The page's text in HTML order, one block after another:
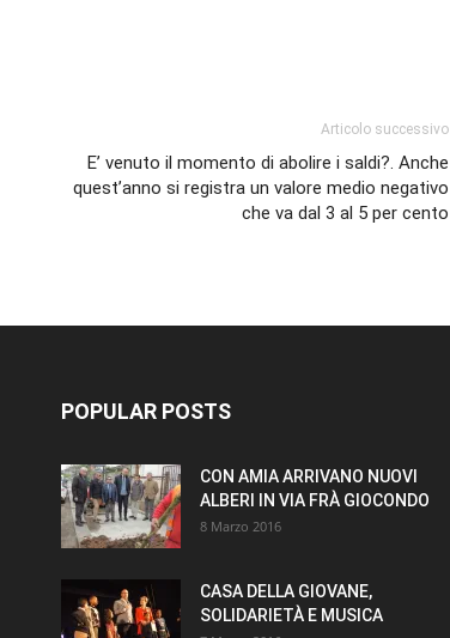
Articolo successivo
E’ venuto il momento di abolire i saldi?. Anche
quest’anno si registra un valore medio negativo
che va dal 3 al 5 per cento
POPULAR POSTS
CON AMIA ARRIVANO NUOVI
ALBERI IN VIA FRÀ GIOCONDO
8 Marzo 2016
CASA DELLA GIOVANE,
SOLIDARIETÀ E MUSICA